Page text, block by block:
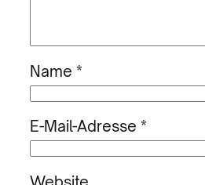
Name *
E-Mail-Adresse *
Website